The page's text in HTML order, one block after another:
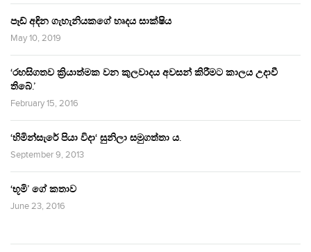
පෑඩ් අඳින ගැහැනියකගේ හෘදය සාක්ෂිය
May 10, 2019
‘රහසිගතව ක්‍රියාත්මක වන කුලවාදය අවසන් කිරීමට කාලය උදාවී
තිබේ.’
February 15, 2016
‘හිමින්සැරේ පියා විදා‘ සුනිලා සමුගත්තා ය.
September 9, 2013
‘භූමි’ ගේ කතාව
June 23, 2016